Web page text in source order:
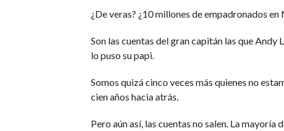
¿De veras? ¿10 millones de empadronados en
Son las cuentas del gran capitán las que
lo puso su papi.
Somos quizá cinco veces más quienes no
cien años hacia atrás.
Pero aún así, las cuentas no salen. La